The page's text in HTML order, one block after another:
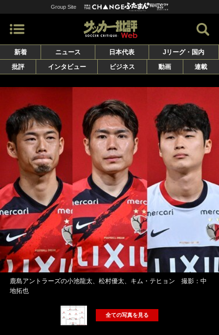
Group Site
新着 ニュース 日本代表
Jリーグ・国内
批評
インタビュー ビジネス 動画 連載
鹿島アントラーズの小池龍太、松村優太、キム・テヒョン 撮影：中
地拓也
全ての写真を見る